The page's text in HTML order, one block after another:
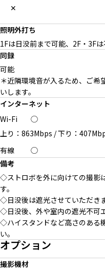
✕
照明外打ち
1Fは日没前まで可能、2F・3F
同録
可能
＊近隣環境音が入るため、ご希
いします。
インターネット
Wi-Fi
◯
上り：863Mbps /下り：
有線
◯
備考
◇ストロボを外に向けての撮影
す。
◇日没後は遮光させていただきま
◇日没後、外や室内の遮光不可
◇ハイスタンドなど高さのある
い。
オプション
撮影機材